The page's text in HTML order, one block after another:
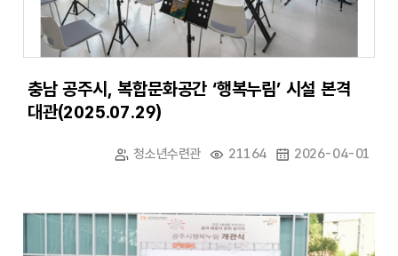
충남 공주시, 복합문화공간 ‘행복누림’ 시설 본격
대관(2025.07.29)
청소년수련관 21164 2026-04-01